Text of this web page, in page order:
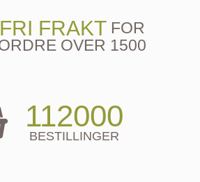
FRI FRAKTFOR
OVER 1500
112000
BESTILLINGER